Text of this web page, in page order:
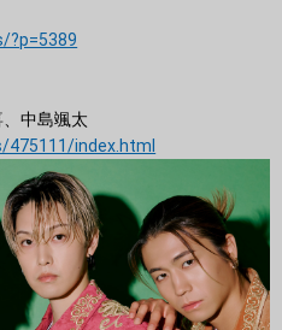
中島颯太
index.html